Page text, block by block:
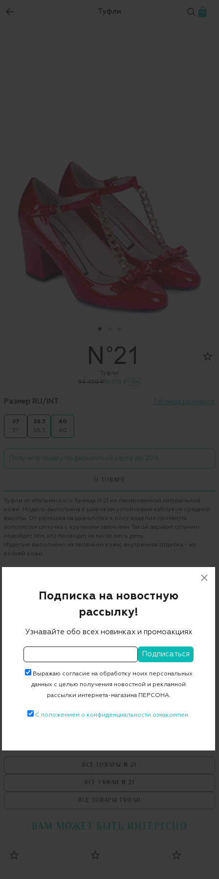
Туфли
Туфли
54 450 ₽ 16 335 ₽ -70%
Размер RU/INT Таблица размеров
37
37
38.5
38.5
40
40
Получите скидку по дисконтной карте до 20%
О ТОВАРЕ
Туфли от итальянского бренда N 21 из лакированной натуральной
кожи. Модель выполнена с широким устойчивым каблуком средней
высоты. От ремешка на щиколотке к носу изделия протянута
золотистая цепочка с крупными звеньями. Такой вариант отлично
подойдет тем, кто проводит на ногах весь день.
Изделие выполнено из телячьей кожи, внутренняя отделка - из
козьей кожи.
ВСЕ ТОВАРЫ N 21
ВСЕ ТУФЛИ N 21
ВСЕ ТОВАРЫ ТУФЛИ
ВАМ МОЖЕТ БЫТЬ ИНТЕРЕСНО
Подписка на новостную
рассылку!
Узнавайте обо всех новинках и промоакциях
Выражаю согласие на обработку моих персональных
данных с целью получения новостной и рекламной
рассылки интернета-магазина ПЕРСОНА.
С положением о конфиденциальности ознакомлен.